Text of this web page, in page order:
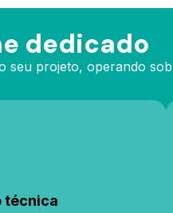
dedicado
seu projeto, operando
técnica